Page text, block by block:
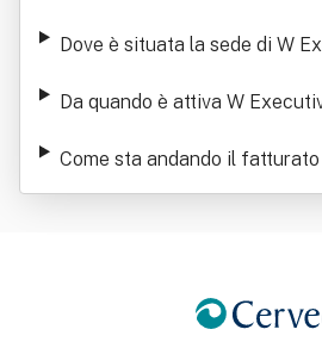
Dove è situata la sede di W
Da quando è attiva W
Come sta andando il